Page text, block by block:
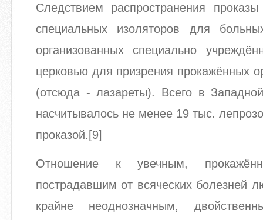
Следствием распространения
специальных изоляторов для
организованных специально
церковью для призрения прокажённых
(отсюда - лазареты). Всего в
насчитывалось не менее 19 тыс.
проказой.[9]
Отношение к увечным,
пострадавшим от всяческих болезней
крайне неоднозначным,